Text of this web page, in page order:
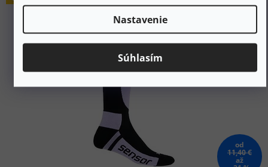
Nastavenie
Súhlasím
od
11,40 €
až